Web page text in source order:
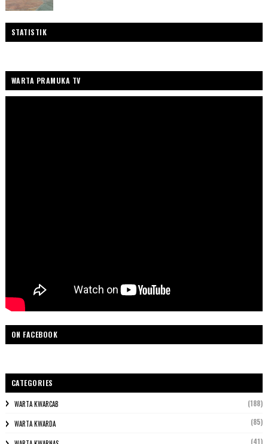
STATISTIK
WARTA PRAMUKA TV
ON FACEBOOK
CATEGORIES
WARTA KWARCAB (188)
WARTA KWARDA (85)
(41)